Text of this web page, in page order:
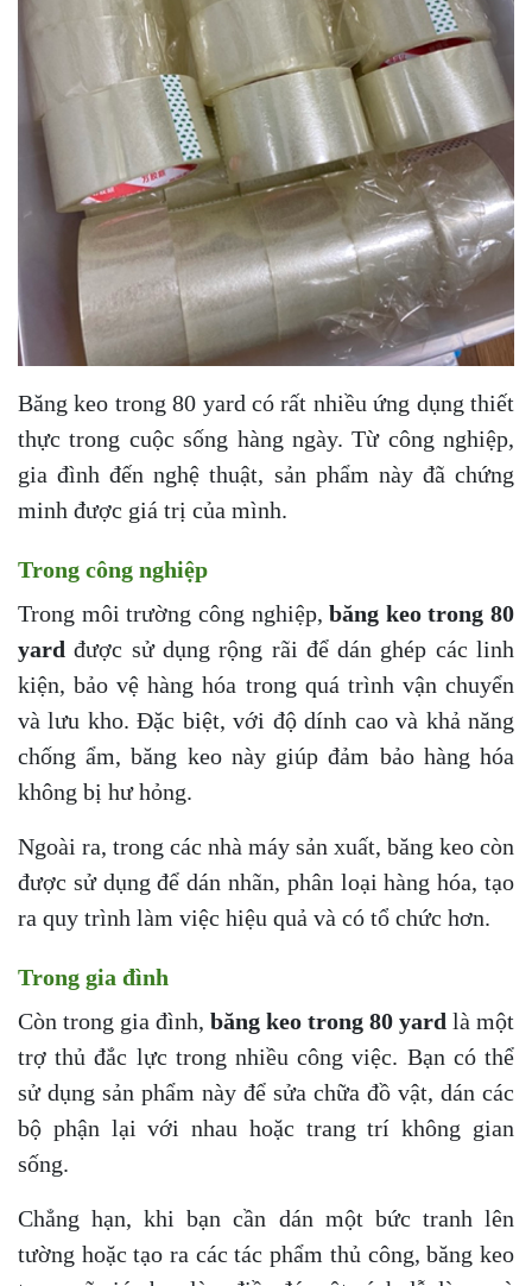
Băng keo trong 80 yard có rất nhiều ứng dụng thiết
thực trong cuộc sống hàng ngày. Từ công nghiệp,
gia đình đến nghệ thuật, sản phẩm này đã chứng
minh được giá trị của mình.
Trong công nghiệp
Trong môi trường công nghiệp,băng keo trong 80
yard được sử dụng rộng rãi để dán ghép các linh
kiện, bảo vệ hàng hóa trong quá trình vận chuyển
và lưu kho. Đặc biệt, với độ dính cao và khả năng
chống ẩm, băng keo này giúp đảm bảo hàng hóa
không bị hư hỏng.
Ngoài ra, trong các nhà máy sản xuất, băng keo còn
được sử dụng để dán nhãn, phân loại hàng hóa, tạo
ra quy trình làm việc hiệu quả và có tổ chức hơn.
Trong gia đình
Còn trong gia đình, băng keo trong 80 yard là một
trợ thủ đắc lực trong nhiều công việc. Bạn có thể
sử dụng sản phẩm này để sửa chữa đồ vật, dán các
bộ phận lại với nhau hoặc trang trí không gian
sống.
Chẳng hạn, khi bạn cần dán một bức tranh lên
tường hoặc tạo ra các tác phẩm thủ công, băng keo